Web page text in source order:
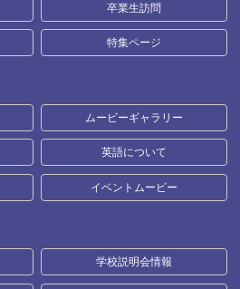
卒業生訪問
特集ページ
ムービーギャラリー
英語について
イベントムービー
学校説明会情報